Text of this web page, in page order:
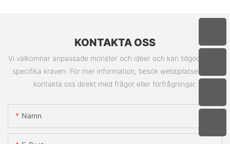
KONTAKTA OSS
Vi välkomnar anpassade mönster och idéer och kan tillgodose de
specifika kraven. För mer information, besök webbplatsen eller
kontakta oss direkt med frågor eller förfrågningar.
Namn